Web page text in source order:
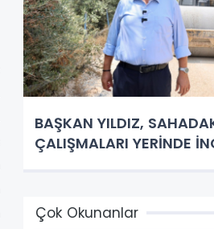
BAŞKAN YILDIZ,
ÇALIŞMALARI YERİNDE
Çok Okunanlar